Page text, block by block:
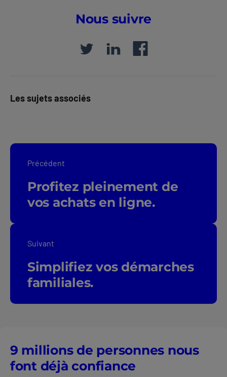
Nous suivre
Les sujets associés
Précédent
Profitez pleinement de
vos achats en ligne.
Suivant
Simplifiez vos démarches
familiales.
9 millions de personnes nous
font déjà confiance